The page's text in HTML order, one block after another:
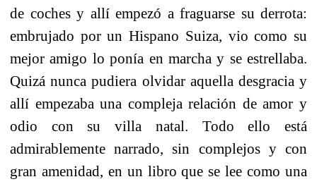
de coches y allí empezó a fraguarse su derrota:
embrujado por un Hispano Suiza, vio como su
mejor amigo lo ponía en marcha y se estrellaba.
Quizá nunca pudiera olvidar aquella desgracia y
allí empezaba una compleja relación de amor y
odio con su villa natal. Todo ello está
admirablemente narrado, sin complejos y con
gran amenidad, en un libro que se lee como una